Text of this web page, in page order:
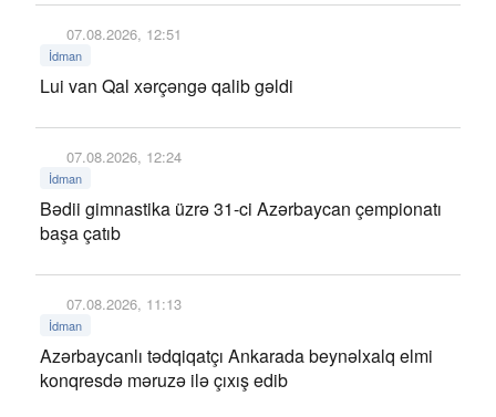
07.08.2026, 12:51
İdman
Lui van Qal xərçəngə qalib gəldi
07.08.2026, 12:24
İdman
Bədii gimnastika üzrə 31-ci Azərbaycan çempionatı
başa çatıb
07.08.2026, 11:13
İdman
Azərbaycanlı tədqiqatçı Ankarada beynəlxalq elmi
konqresdə məruzə ilə çıxış edib